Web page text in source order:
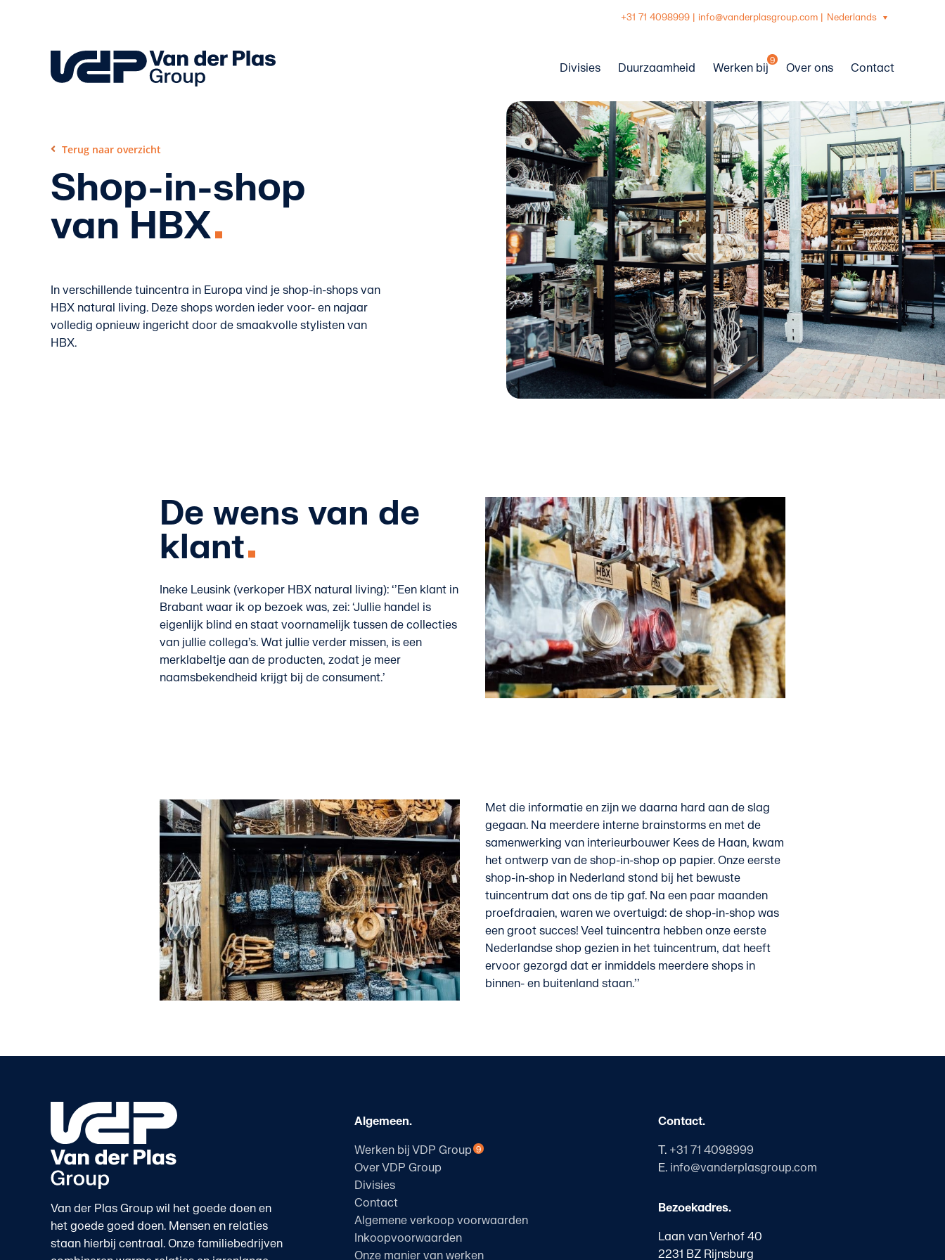
+31 71 4098999 info@vanderplasgroup.com Nederlands
Divisies Duurzaamheid Werken bij
9
Over ons Contact
Terug naar overzicht
Shop-in-shop
van HBX
In verschillende tuincentra in Europa vind je shop-in-shops van
HBX natural living. Deze shops worden ieder voor- en najaar
volledig opnieuw ingericht door de smaakvolle stylisten van
HBX.
De wens van de
klant
Ineke Leusink (verkoper HBX natural living): ‘’Een klant in
Brabant waar ik op bezoek was, zei: ‘Jullie handel is
eigenlijk blind en staat voornamelijk tussen de collecties
van jullie collega’s. Wat jullie verder missen, is een
merklabeltje aan de producten, zodat je meer
naamsbekendheid krijgt bij de consument.’
Met die informatie en zijn we daarna hard aan de slag
gegaan. Na meerdere interne brainstorms en met de
samenwerking van interieurbouwer Kees de Haan, kwam
het ontwerp van de shop-in-shop op papier. Onze eerste
shop-in-shop in Nederland stond bij het bewuste
tuincentrum dat ons de tip gaf. Na een paar maanden
proefdraaien, waren we overtuigd: de shop-in-shop was
een groot succes! Veel tuincentra hebben onze eerste
Nederlandse shop gezien in het tuincentrum, dat heeft
ervoor gezorgd dat er inmiddels meerdere shops in
binnen- en buitenland staan.’’
Van der Plas Group wil het goede doen en
het goede goed doen. Mensen en relaties
staan hierbij centraal. Onze familiebedrijven
Algemeen.
Werken bij VDP Group 9
Over VDP Group
Divisies
Contact
Algemene verkoop voorwaarden
Inkoopvoorwaarden
Onze manier van werken
Contact.
T. +31 71 4098999
E. info@vanderplasgroup.com
Bezoekadres.
Laan van Verhof 40
2231 BZ Rijnsburg